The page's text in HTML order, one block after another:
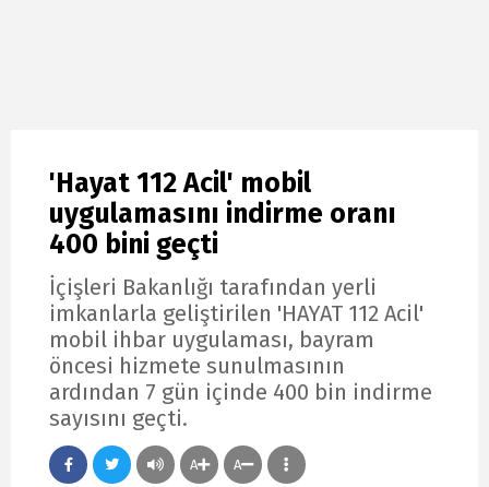
'Hayat 112 Acil' mobil
uygulamasını indirme oranı
400 bini geçti
İçişleri Bakanlığı tarafından yerli
imkanlarla geliştirilen 'HAYAT 112 Acil'
mobil ihbar uygulaması, bayram
öncesi hizmete sunulmasının
ardından 7 gün içinde 400 bin indirme
sayısını geçti.
A A